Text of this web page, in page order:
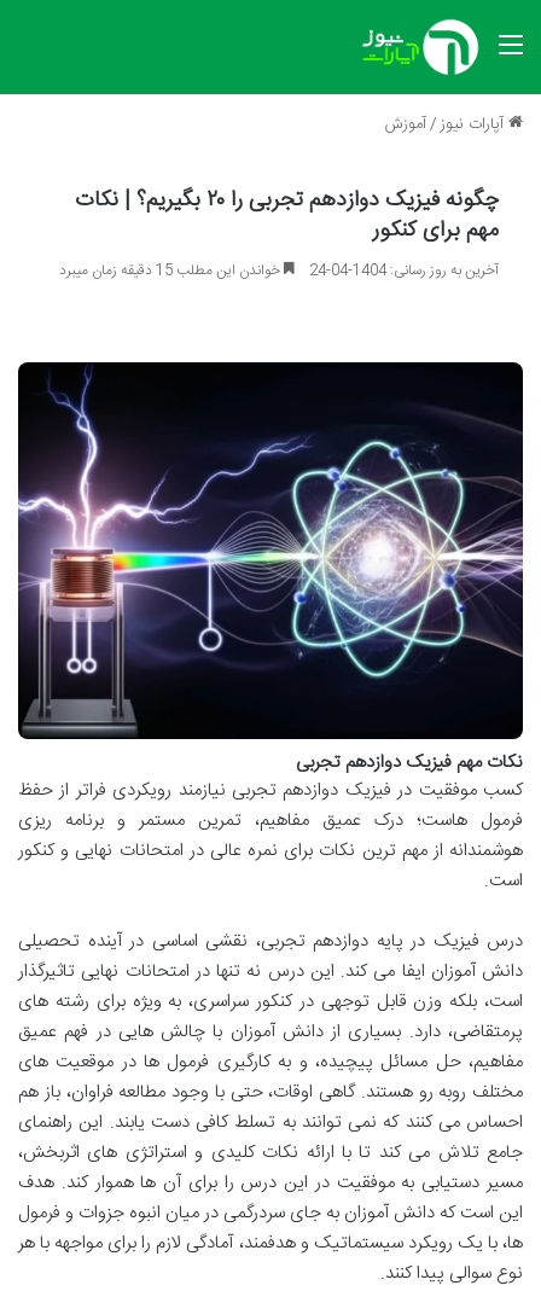
منو
آپارات نیوز/آموزش
چگونه فیزیک دوازدهم تجربی را ۲۰ بگیریم؟ | نکات
مهم برای کنکور
آخرین به روز رسانی: 1404-04-24 خواندن این مطلب 15 دقیقه زمان میبرد
نکات مهم فیزیک دوازدهم تجربی
کسب موفقیت در فیزیک دوازدهم تجربی نیازمند رویکردی فراتر از حفظ
فرمول هاست؛ درک عمیق مفاهیم، تمرین مستمر و برنامه ریزی
هوشمندانه از مهم ترین نکات برای نمره عالی در امتحانات نهایی و کنکور
است.
درس فیزیک در پایه دوازدهم تجربی، نقشی اساسی در آینده تحصیلی
دانش آموزان ایفا می کند. این درس نه تنها در امتحانات نهایی تاثیرگذار
است، بلکه وزن قابل توجهی در کنکور سراسری، به ویژه برای رشته های
پرمتقاضی، دارد. بسیاری از دانش آموزان با چالش هایی در فهم عمیق
مفاهیم، حل مسائل پیچیده، و به کارگیری فرمول ها در موقعیت های
مختلف روبه رو هستند. گاهی اوقات، حتی با وجود مطالعه فراوان، باز هم
احساس می کنند که نمی توانند به تسلط کافی دست یابند. این راهنمای
جامع تلاش می کند تا با ارائه نکات کلیدی و استراتژی های اثربخش،
مسیر دستیابی به موفقیت در این درس را برای آن ها هموار کند. هدف
این است که دانش آموزان به جای سردرگمی در میان انبوه جزوات و فرمول
ها، با یک رویکرد سیستماتیک و هدفمند، آمادگی لازم را برای مواجهه با هر
نوع سوالی پیدا کنند.